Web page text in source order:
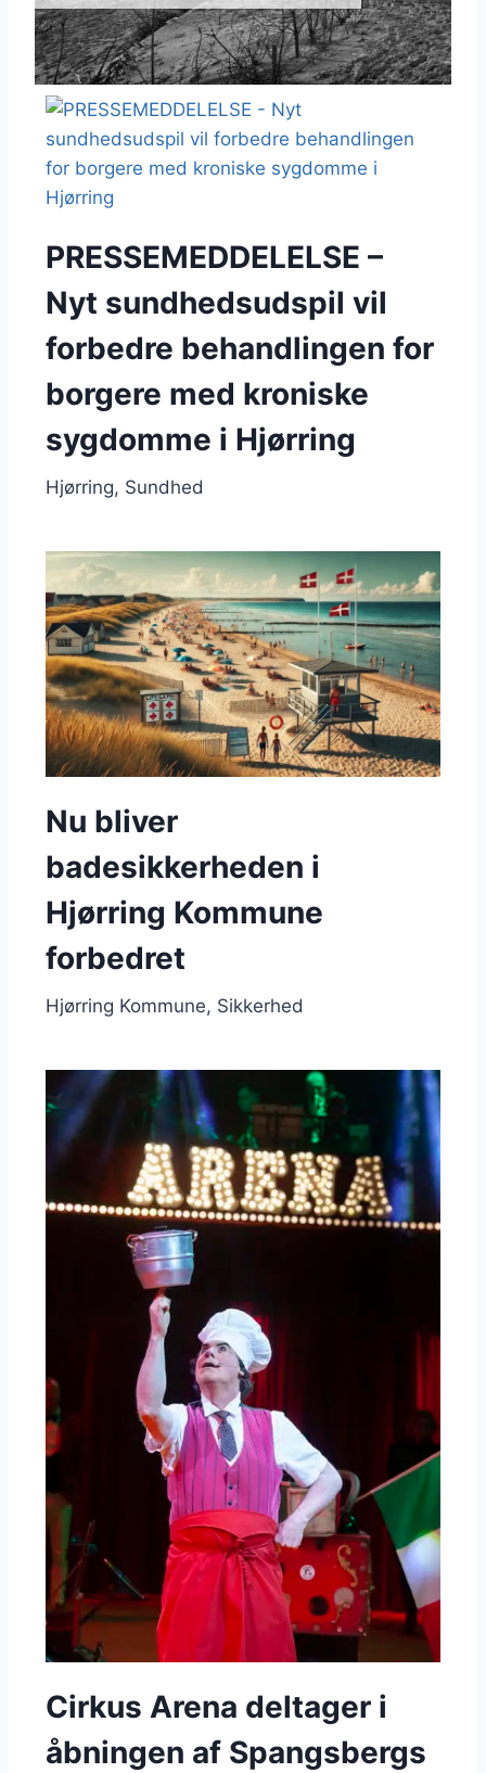
PRESSEMEDDELELSE –
Nyt sundhedsudspil vil
forbedre behandlingen for
borgere med kroniske
sygdomme i Hjørring
Hjørring Sundhed
Nu bliver
badesikkerheden i
Hjørring Kommune
forbedret
Hjørring Kommune Sikkerhed
Cirkus Arena deltager i
åbningen af Spangsbergs